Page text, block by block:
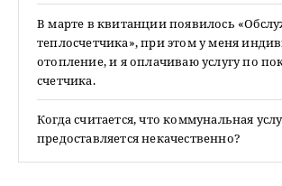
В марте в квитанции появилось
теплосчетчика», при этом у меня
отопление, и я оплачиваю услугу по
счетчика.
Когда считается, что коммунальная
предоставляется некачественно?